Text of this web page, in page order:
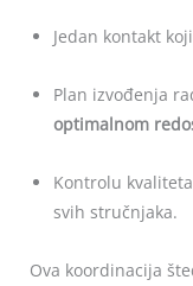
Jedan kontakt
Plan izvođenja
optimalnom
Kontrolu
svih stručnjaka.
Ova koordinacija